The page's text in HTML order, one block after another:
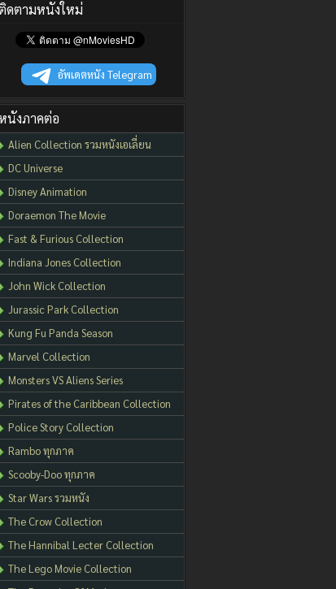
ดตามหนังใหม่
อัพเดตหนัง Telegram
นังภาคต่อ
Alien Collection รวมหนังเอเลี่ยน
DC Universe
Disney Animation
Doraemon The Movie
Fast & Furious Collection
Indiana Jones Collection
John Wick Collection
Jurassic Park Collection
Kung Fu Panda Season
Marvel Collection
Monsters VS Aliens Series
Pirates of the Caribbean Collection
Police Story Collection
Rambo ทุกภาค
Scooby-Doo ทุกภาค
Star Wars รวมหนัง
The Crow Collection
The Hannibal Lecter Collection
The Lego Movie Collection